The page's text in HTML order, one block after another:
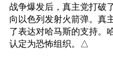
战争爆发后，真主党打破
向以色列发射火箭弹。真
了表达对哈马斯的支持。